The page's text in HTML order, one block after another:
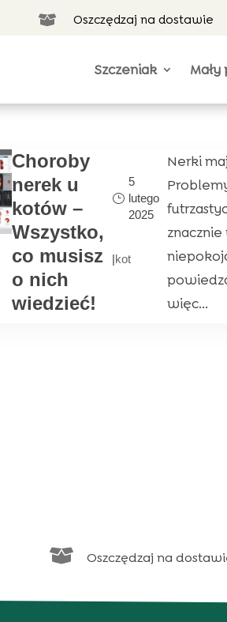
 Oszczędzaj na dostawie
Szczeniak Mały
Choroby
nerek u
kotów –
Wszystko,
co musisz
o nich
wiedzieć!
5
lutego
2025
|kot
Nerki
więc...
 Oszczędzaj na